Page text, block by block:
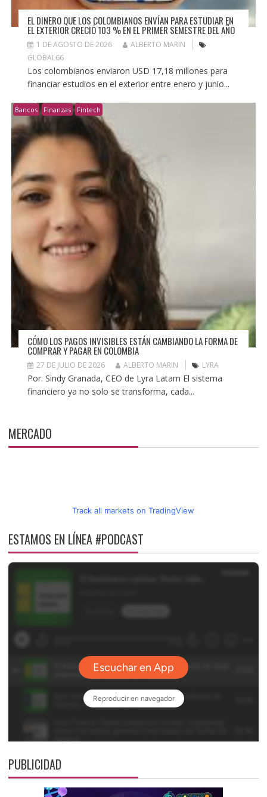
EL DINERO QUE LOS COLOMBIANOS ENVÍAN PARA ESTUDIAR EN
EL EXTERIOR CRECIÓ 103 % EN EL PRIMER SEMESTRE DEL AÑO
1 DE AGOSTO DE 2026
ALBERTO MARIN
GLOBAL66
Los colombianos enviaron USD 17,18 millones para
financiar estudios en el exterior entre enero y junio...
Bancos Finanzas Fintech
CÓMO LOS PAGOS INVISIBLES ESTÁN CAMBIANDO LA FORMA DE
COMPRAR Y PAGAR EN COLOMBIA
27 DE JULIO DE 2026 ALBERTO MARIN LYRA
Por: Sindy Granada, CEO de Lyra Latam El sistema
financiero ya no solo se transforma, cada...
MERCADO
Track all markets on TradingView
ESTAMOS EN LÍNEA #PODCAST
PUBLICIDAD